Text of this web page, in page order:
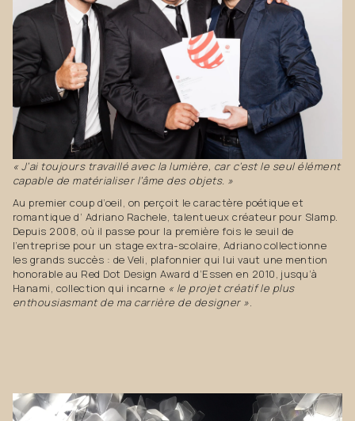
« J’ai toujours travaillé avec la lumière, car c’est le seul élément
capable de matérialiser l’âme des objets. »
Au premier coup d’oeil, on perçoit le caractère poétique et
romantique d’ Adriano Rachele, talentueux créateur pour Slamp.
Depuis 2008, où il passe pour la première fois le seuil de
l’entreprise pour un stage extra-scolaire, Adriano collectionne
les grands succès : de Veli, plafonnier qui lui vaut une mention
honorable au Red Dot Design Award d’Essen en 2010, jusqu’à
Hanami, collection qui incarne « le projet créatif le plus
enthousiasmant de ma carrière de designer ».